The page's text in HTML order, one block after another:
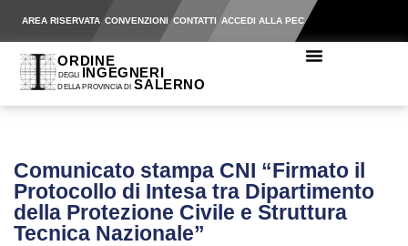
AREA RISERVATA CONVENZIONI CONTATTI ACCEDI ALLA PEC
Comunicato stampa CNI “Firmato il
Protocollo di Intesa tra Dipartimento
della Protezione Civile e Struttura
Tecnica Nazionale”